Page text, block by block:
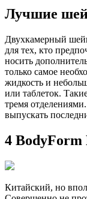
Лучшие
Двухкамерный
для тех, кто
носить
только самое
жидкость и
или таблеток.
тремя
выпускать
4 BodyForm
Китайский, но